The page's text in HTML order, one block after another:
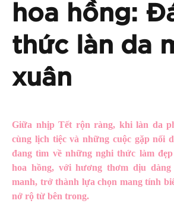
hoa hồng:
thức làn da
xuân
Giữa nhịp Tết rộn ràng, khi làn da
cùng lịch tiệc và những cuộc gặp nối
đang tìm về những nghi thức làm
hoa hồng, với hương thơm dịu dàng
manh, trở thành lựa chọn mang tính
nở rộ từ bên trong.